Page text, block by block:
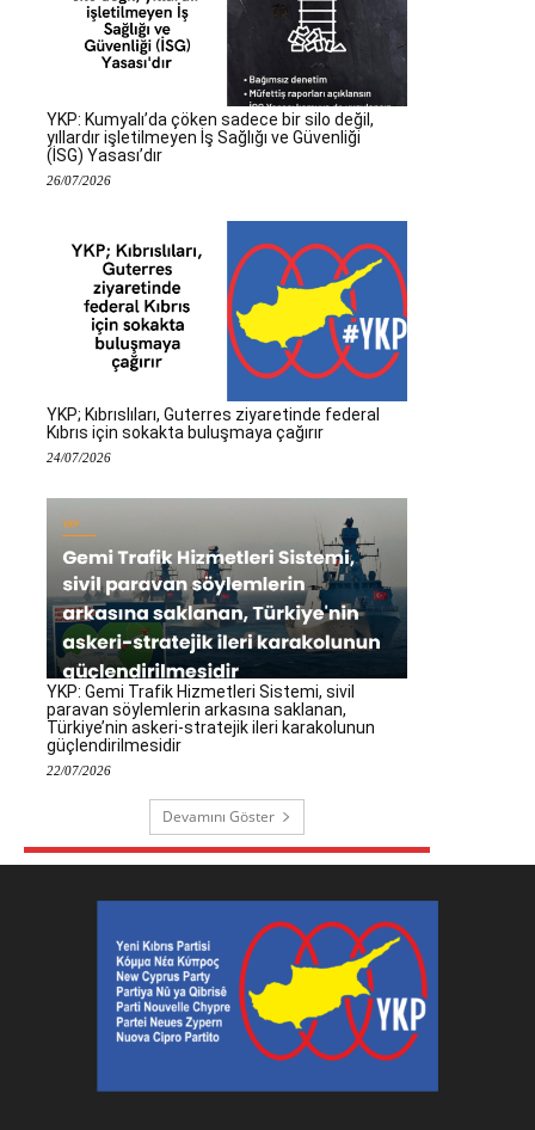
YKP: Kumyalı’da çöken sadece bir silo değil,
yıllardır işletilmeyen İş Sağlığı ve Güvenliği
(İSG) Yasası’dır
26/07/2026
YKP; Kıbrıslıları, Guterres ziyaretinde federal
Kıbrıs için sokakta buluşmaya çağırır
24/07/2026
YKP: Gemi Trafik Hizmetleri Sistemi, sivil
paravan söylemlerin arkasına saklanan,
Türkiye’nin askeri-stratejik ileri karakolunun
güçlendirilmesidir
22/07/2026
Devamını Göster